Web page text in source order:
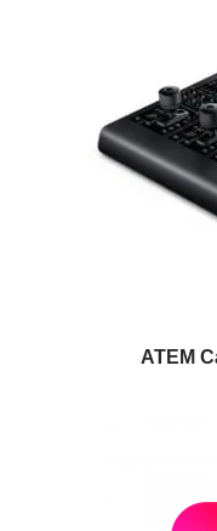
ATEM